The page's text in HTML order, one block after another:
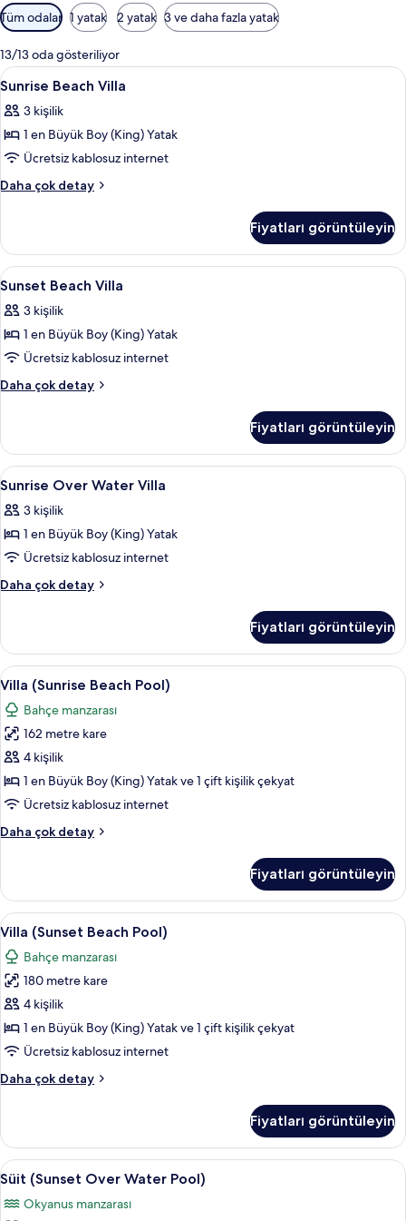
Odalar
için
mevcut
filtreler
Tüm odalar 1 yatak 2 yatak 3 ve daha fazla yatak
13/13 oda gösteriliyor
Sunrise
Beach
Villa
için
tüm
fotoğrafları
Frette Italian çarşaf takımı, kaliteli
7
Sunrise Beach Villa
3 kişilik
1 en Büyük Boy (King) Yatak
Ücretsiz kablosuz internet
Daha çok detay
Sunrise
daha
fazla
detay
Fiyatları görüntüleyin
Sunset
Beach
Villa
için
tüm
fotoğrafları
Frette Italian çarşaf takımı, kaliteli
3
Sunset Beach Villa
3 kişilik
1 en Büyük Boy (King) Yatak
Ücretsiz kablosuz internet
Daha çok detay
Sunset
daha
fazla
detay
Fiyatları görüntüleyin
Sunrise
Over
Water
Villa
için
tüm
Frette Italian çarşaf takımı, kaliteli
3
Sunrise Over Water Villa
3 kişilik
1 en Büyük Boy (King) Yatak
Ücretsiz kablosuz internet
Daha çok detay
Sunrise
hakkında
daha
fazla
detay
Fiyatları görüntüleyin
Villa
(Sunrise
Beach
Pool)
için
tüm
fotoğrafları
Frette Italian çarşaf takımı, kaliteli
9
Villa (Sunrise Beach Pool)
Bahçe manzarası
162 metre kare
4 kişilik
1 en Büyük Boy (King) Yatak ve 1 çift kişilik çekyat
Ücretsiz kablosuz internet
Daha çok detay
Villa
hakkında
daha
fazla
detay
Fiyatları görüntüleyin
Villa
(Sunset
Beach
Pool)
için
tüm
fotoğrafları
Frette Italian çarşaf takımı, kaliteli
10
Villa (Sunset Beach Pool)
Bahçe manzarası
180 metre kare
4 kişilik
1 en Büyük Boy (King) Yatak ve 1 çift kişilik çekyat
Ücretsiz kablosuz internet
Daha çok detay
Villa
hakkında
daha
fazla
detay
Fiyatları görüntüleyin
Süit
(Sunset
Over
Süit (Sunset Over Water Pool) |
8
Süit (Sunset Over Water Pool)
Okyanus manzarası